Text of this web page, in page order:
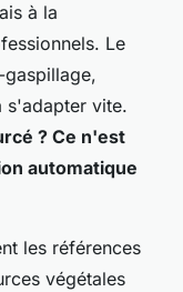
à la
Le
s'adapter vite.
? Ce n'est
automatique
les références
végétales